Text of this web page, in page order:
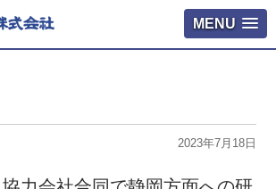
MENU
2023年7月18日